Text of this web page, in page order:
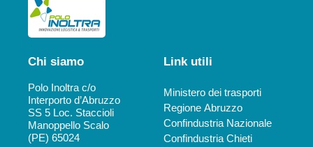
Chi siamo
Polo Inoltra c/o
Interporto d’Abruzzo
SS 5 Loc. Staccioli
Manoppello Scalo
(PE) 65024
Link utili
Ministero dei trasporti
Regione Abruzzo
Confindustria Nazionale
Confindustria Chieti